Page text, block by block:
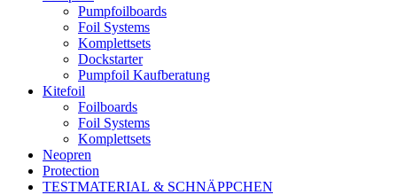
Pumpfoilboards
Foil Systems
Komplettsets
Dockstarter
Pumpfoil Kaufberatung
Kitefoil
Foilboards
Foil Systems
Komplettsets
Neopren
Protection
TESTMATERIAL & SCHNÄPPCHEN